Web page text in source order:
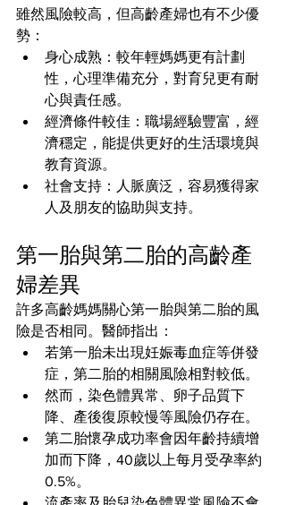
雖然風險較高，但高齡產婦也有不少優
勢：
身心成熟：較年輕媽媽更有計劃
性，心理準備充分，對育兒更有耐
心與責任感。
經濟條件較佳：職場經驗豐富，經
濟穩定，能提供更好的生活環境與
教育資源。
社會支持：人脈廣泛，容易獲得家
人及朋友的協助與支持。
第一胎與第二胎的高齡產
婦差異
許多高齡媽媽關心第一胎與第二胎的風
險是否相同。醫師指出：
若第一胎未出現妊娠毒血症等併發
症，第二胎的相關風險相對較低。
然而，染色體異常、卵子品質下
降、產後復原較慢等風險仍存在。
第二胎懷孕成功率會因年齡持續增
加而下降，40歲以上每月受孕率約
0.5%。